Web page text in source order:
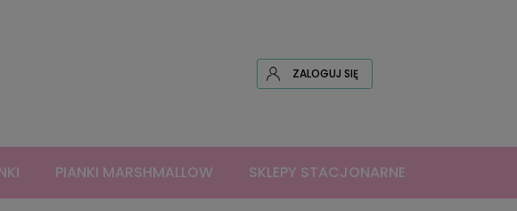
ZALOGUJ SIĘ
PIANKI MARSHMALLOW SKLEPY STACJONARNE